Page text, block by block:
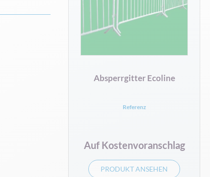
Absperrgitter Ecoline
Referenz
Auf Kostenvoranschlag
PRODUKT ANSEHEN